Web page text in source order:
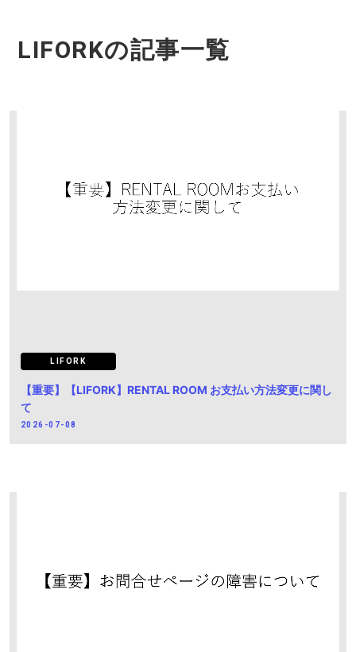
LIFORKの記事一覧
LIFORK
【重要】【LIFORK】RENTAL ROOM お支払い方法変更に関し
て
2026-07-08